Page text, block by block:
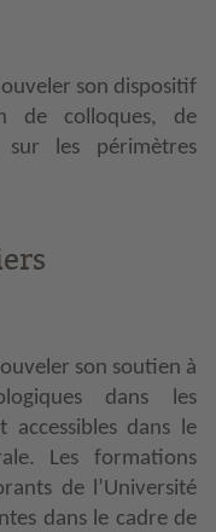
son dispositif
de colloques, de
sur les périmètres
son soutien à
dans les
dans le
Les formations
de l’Université
dans le cadre de